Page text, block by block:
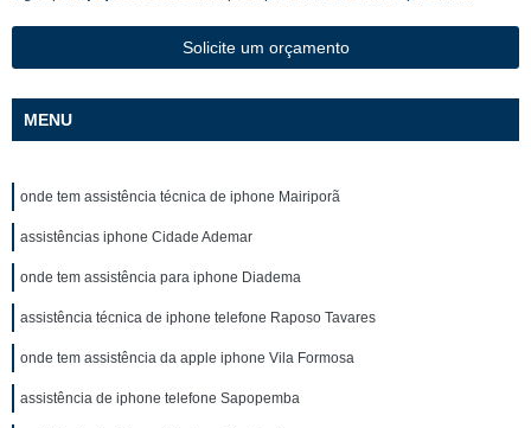
Solicite um orçamento
MENU
onde tem assistência técnica de iphone Mairiporã
assistências iphone Cidade Ademar
onde tem assistência para iphone Diadema
assistência técnica de iphone telefone Raposo Tavares
onde tem assistência da apple iphone Vila Formosa
assistência de iphone telefone Sapopemba